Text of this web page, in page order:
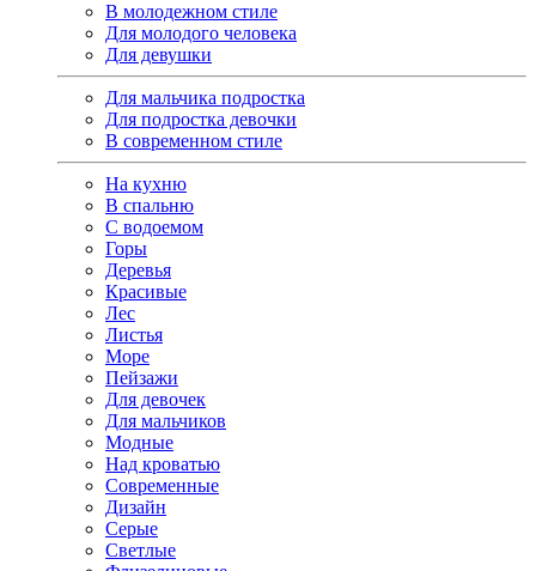
В молодежном стиле
Для молодого человека
Для девушки
Для мальчика подростка
Для подростка девочки
В современном стиле
На кухню
В спальню
С водоемом
Горы
Деревья
Красивые
Лес
Листья
Море
Пейзажи
Для девочек
Для мальчиков
Модные
Над кроватью
Современные
Дизайн
Серые
Светлые